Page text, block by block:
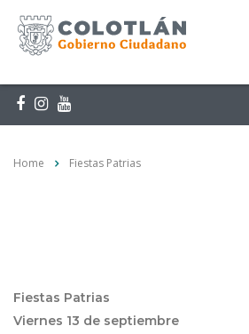
Home Fiestas Patrias
Fiestas Patrias
Viernes 13 de septiembre